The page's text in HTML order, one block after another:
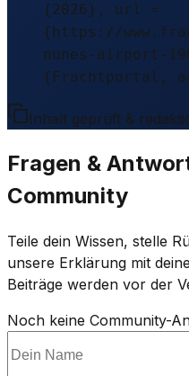
{2026}, url =
{https://
nunes-airport-
{Frachtportal,
Inhalt geprüft &
Fragen &
Community
Teile dein Wissen, stelle
unsere Erklärung mit
Beiträge werden vor der
Noch keine Community-